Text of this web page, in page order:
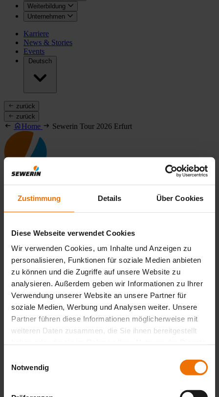
Zustimmung Details Über Cookies
Diese Webseite verwendet Cookies
Wir verwenden Cookies, um Inhalte und Anzeigen zu
personalisieren, Funktionen für soziale Medien anbieten
zu können und die Zugriffe auf unsere Website zu
analysieren. Außerdem geben wir Informationen zu Ihrer
Verwendung unserer Website an unsere Partner für
soziale Medien, Werbung und Analysen weiter. Unsere
Partner führen diese Informationen möglicherweise mit
weiteren Daten zusammen, die Sie ihnen bereitgestellt
Notwendig
Weiterbildung
Unternehmen
Karriere
News & Stories
Events
Deutsch
zurück
zurück
Home Sewerin Tour 2026 Erfurt
Sewerin Tour 2026 Erfurt
TEAG Akademie
Zur Sewerin Tour
Wissen, das nicht versickert. Der
Newsletter für nachhaltigen Erfolg.
Erhalten Sie unseren kostenlosen Newsletter mit Praxistipps,
Jetzt Newsletter abonnieren